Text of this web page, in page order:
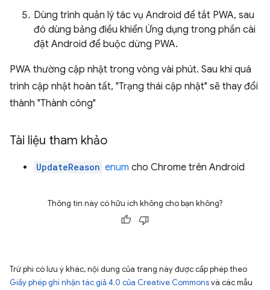
Dùng trình quản lý tác vụ Android để tắt PWA, sau
đó dùng bảng điều khiển Ứng dụng trong phần cài
đặt Android để buộc dừng PWA.
PWA thường cập nhật trong vòng vài phút. Sau khi quá
trình cập nhật hoàn tất, "Trạng thái cập nhật" sẽ thay đổi
thành "Thành công"
Tài liệu tham khảo
UpdateReason enum cho Chrome trên Android
Thông tin này có hữu ích không cho bạn không?
Trừ phi có lưu ý khác, nội dung của trang này được cấp phép theo
Giấy phép ghi nhận tác giả 4.0 của Creative Commonsvà các mẫu